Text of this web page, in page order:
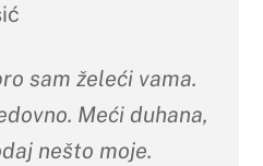
sam želeći vama.
Meći duhana,
nešto moje.